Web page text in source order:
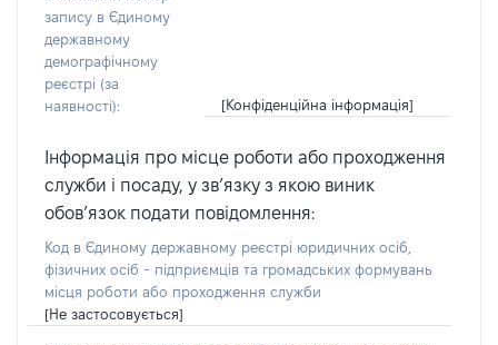
запису в Єдиному
державному
демографічному
реєстрі (за
наявності):
[Конфіденційна інформація]
Інформація про місце роботи або проходження
служби і посаду, у зв’язку з якою виник
обов’язок подати повідомлення:
Код в Єдиному державному реєстрі юридичних осіб,
фізичних осіб - підприємців та громадських формувань
місця роботи або проходження служби
[Не застосовується]